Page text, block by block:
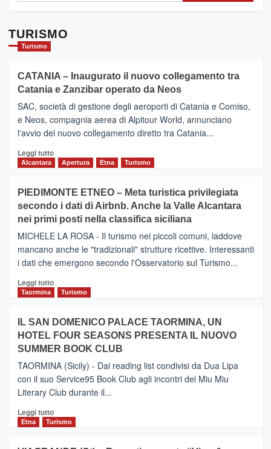
TURISMO
Turismo
CATANIA – Inaugurato il nuovo collegamento tra
Catania e Zanzibar operato da Neos
SAC, società di gestione degli aeroporti di Catania e Comiso,
e Neos, compagnia aerea di Alpitour World, annunciano
l'avvio del nuovo collegamento diretto tra Catania...
Leggi tuttoLeggi
CATANIA
–
Inaugurato
il
nuovo
collegamento
tra
e
Zanzibar
da
Neos
Alcantara Apertura Etna Turismo
PIEDIMONTE ETNEO – Meta turistica privilegiata
secondo i dati di Airbnb. Anche la Valle Alcantara
nei primi posti nella classifica siciliana
MICHELE LA ROSA - Il turismo nei piccoli comuni, laddove
mancano anche le "tradizionali" strutture ricettive. Interessanti
i dati che emergono secondo l'Osservatorio sul Turismo...
Leggi tuttoLeggi
PIEDIMONTE
ETNEO
–
Meta
turistica
privilegiata
secondo
dati
di
Taormina Turismo
IL SAN DOMENICO PALACE TAORMINA, UN
HOTEL FOUR SEASONS PRESENTA IL NUOVO
SUMMER BOOK CLUB
TAORMINA (Sicily) - Dai reading list condivisi da Dua Lipa
con il suo Service95 Book Club agli incontri del Miu Miu
Literary Club durante il...
Leggi tuttoLeggi
di
Etna Turismo